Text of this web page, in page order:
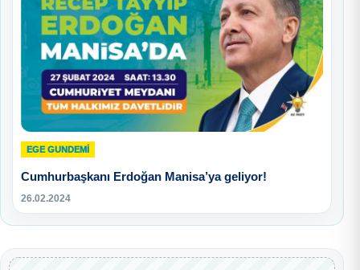
EGE GUNDEMİ
Cumhurbaşkanı Erdoğan Manisa’ya geliyor!
26.02.2024